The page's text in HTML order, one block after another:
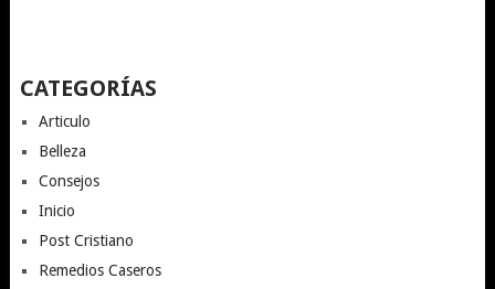
CATEGORÍAS
Articulo
Belleza
Consejos
Inicio
Post Cristiano
Remedios Caseros